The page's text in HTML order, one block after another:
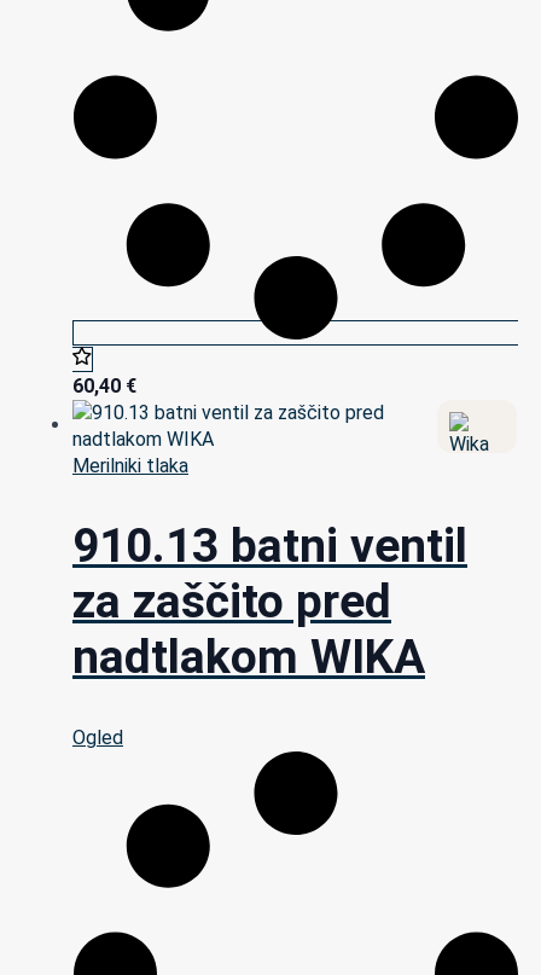
60,40 €
Merilniki tlaka
910.13 batni ventil
za zaščito pred
nadtlakom WIKA
Ogled